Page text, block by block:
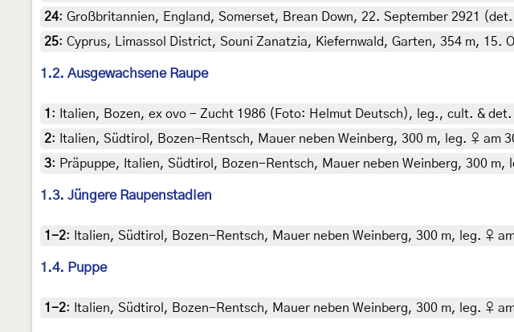
24: Großbritannien, England, Somerset, Brean Down, 22. September 2921
25: Cyprus, Limassol District, Souni Zanatzia, Kiefernwald, Garten, 354 m,
1.2. Ausgewachsene Raupe
1 :
Italien, Bozen, ex ovo - Zucht 1986 (Foto: Helmut Deutsch), leg., cult. &
2: Italien, Südtirol, Bozen-Rentsch, Mauer neben Weinberg, 300 m, leg. ♀ am
3: Präpuppe, Italien, Südtirol, Bozen-Rentsch, Mauer neben Weinberg, 300
1.3. Jüngere Raupenstadien
1-2: Italien, Südtirol, Bozen-Rentsch, Mauer neben Weinberg, 300 m, leg. ♀
1.4. Puppe
1-2: Italien, Südtirol, Bozen-Rentsch, Mauer neben Weinberg, 300 m, leg. ♀